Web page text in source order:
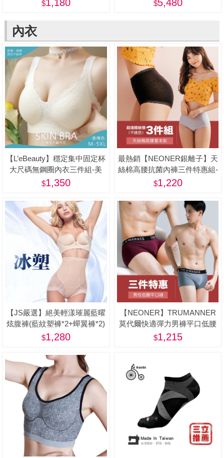
1,180 5,480
內衣
【L’eBeauty】穩定集中固定杯
大尺碼無鋼圈內衣三件組-美
1,350
最熱銷【NEONER銀離子】天
絲棉高腰抗菌內褲三件特惠組-
美
1,220
【JS嚴選】絕美輕漾璀麗藍曜
炫腹褲(藍紋塑褲*2+蟬翼褲*2)
1,280
【NEONER】TRUMANNER
莫代爾快適彈力男褲平口低腰
款三件優惠組-美
1,215